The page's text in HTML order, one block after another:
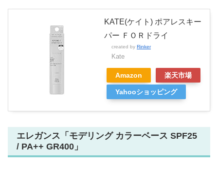
KATE(ケイト) ポアレスキー
パー ＦＯＲドライ
created by Rinker
Kate
Amazon 楽天市場
Yahooショッピング
エレガンス「モデリング カラーベース SPF25
/ PA++ GR400」